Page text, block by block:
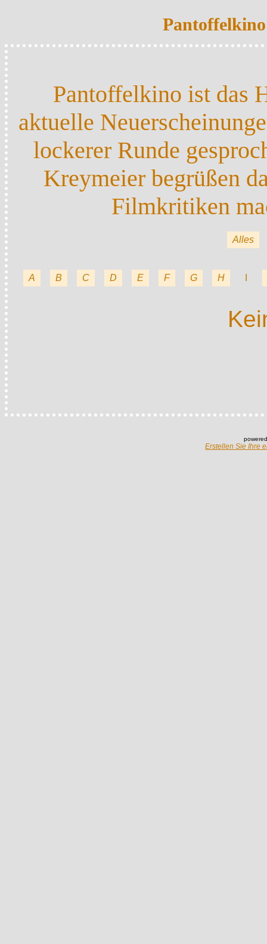
Pantoffelkino ist das
aktuelle
lockerer Runde
Kreymeier begrüßen
Filmkritiken
Alles
A B C D E F G H
Erstellen Sie Ihre